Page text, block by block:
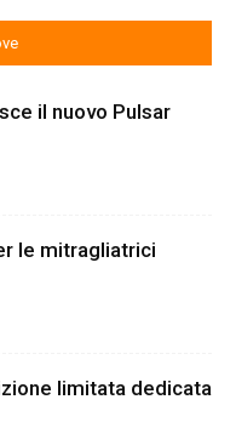
il nuovo Pulsar
le mitragliatrici
limitata dedicata